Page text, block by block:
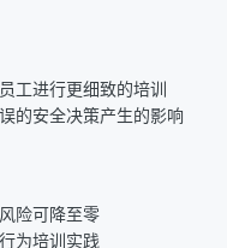
工进行更细致的培训
的安全决策产生的影响
险可降至零
为培训实践